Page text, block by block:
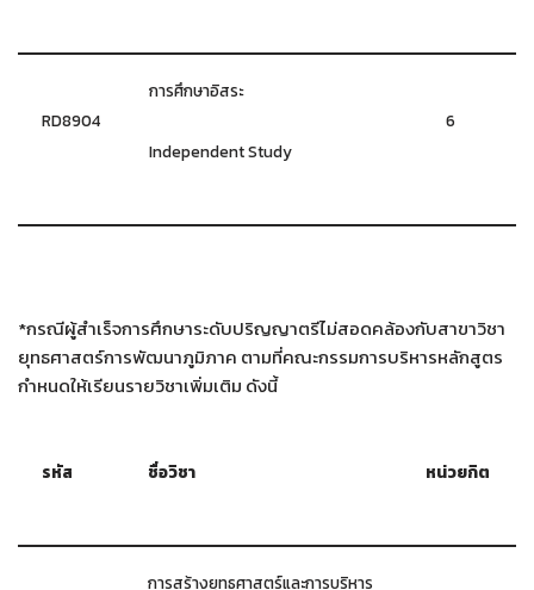
RD8904
การศึกษาอิสระ
Independent Study
6
*กรณีผู้สำเร็จการศึกษาระดับปริญญาตรีไม่สอดคล้องกับสาขาวิชา
ยุทธศาสตร์การพัฒนาภูมิภาค ตามที่คณะกรรมการบริหารหลักสูตร
กำหนดให้เรียนรายวิชาเพิ่มเติม ดังนี้
รหัส ชื่อวิชา หน่วยกิต
การสร้างยุทธศาสตร์และการบริหาร